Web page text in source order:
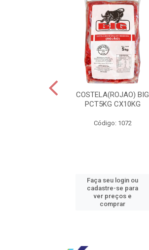
COSTELA(ROJAO) BIG
PCT5KG CX10KG
Código: 1072
Faça seu login ou
cadastre-se para
ver preços e
comprar